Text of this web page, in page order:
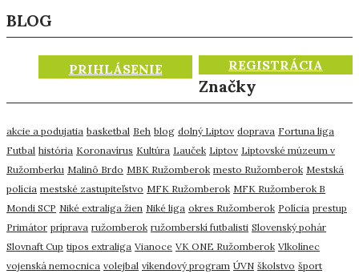
BLOG
PRIHLÁSENIE REGISTRÁCIA
Značky
akcie a podujatia basketbal Beh blog dolný Liptov doprava Fortuna liga
Futbal história Koronavírus Kultúra Lauček Liptov Liptovské múzeum v
Ružomberku Malinô Brdo MBK Ružomberok mesto Ružomberok Mestská
polícia mestské zastupiteľstvo MFK Ružomberok MFK Ružomberok B
Mondi SCP Niké extraliga žien Niké liga okres Ružomberok Polícia prestup
Primátor príprava ružomberok ružomberskí futbalisti Slovenský pohár
Slovnaft Cup tipos extraliga Vianoce VK ONE Ružomberok Vlkolínec
vojenská nemocnica volejbal víkendový program ÚVN školstvo šport